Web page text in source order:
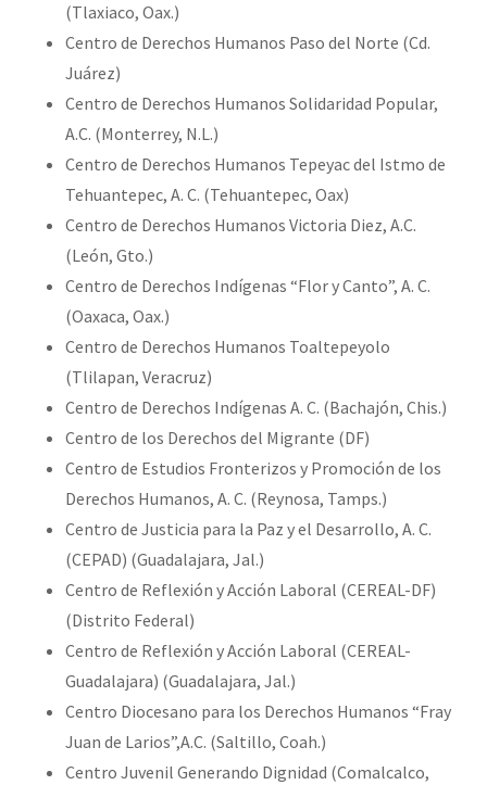
(Tlaxiaco, Oax.)
Centro de Derechos Humanos Paso del Norte (Cd.
Juárez)
Centro de Derechos Humanos Solidaridad Popular,
A.C. (Monterrey, N.L.)
Centro de Derechos Humanos Tepeyac del Istmo de
Tehuantepec, A. C. (Tehuantepec, Oax)
Centro de Derechos Humanos Victoria Diez, A.C.
(León, Gto.)
Centro de Derechos Indígenas “Flor y Canto”, A. C.
(Oaxaca, Oax.)
Centro de Derechos Humanos Toaltepeyolo
(Tlilapan, Veracruz)
Centro de Derechos Indígenas A. C. (Bachajón, Chis.)
Centro de los Derechos del Migrante (DF)
Centro de Estudios Fronterizos y Promoción de los
Derechos Humanos, A. C. (Reynosa, Tamps.)
Centro de Justicia para la Paz y el Desarrollo, A. C.
(CEPAD) (Guadalajara, Jal.)
Centro de Reflexión y Acción Laboral (CEREAL-DF)
(Distrito Federal)
Centro de Reflexión y Acción Laboral (CEREAL-
Guadalajara) (Guadalajara, Jal.)
Centro Diocesano para los Derechos Humanos “Fray
Juan de Larios”,A.C. (Saltillo, Coah.)
Centro Juvenil Generando Dignidad (Comalcalco,